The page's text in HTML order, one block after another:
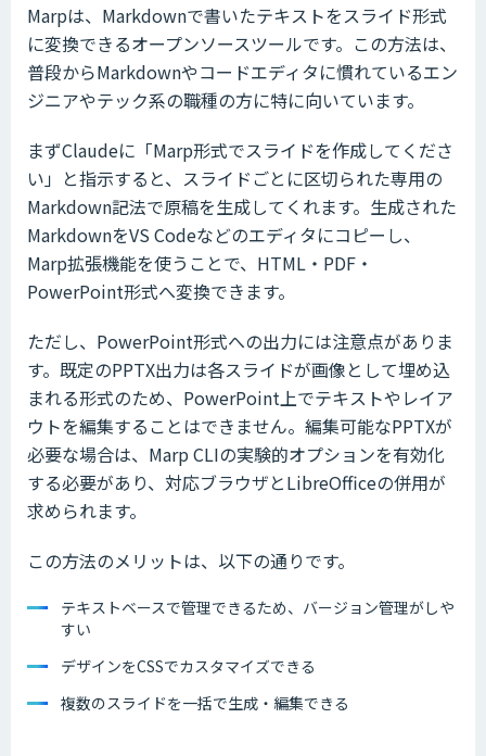
Marpは、Markdownで書いたテキストをスライド形式
に変換できるオープンソースツールです。この方法は、
普段からMarkdownやコードエディタに慣れているエン
ジニアやテック系の職種の方に特に向いています。
まずClaudeに「Marp形式でスライドを作成してくださ
い」と指示すると、スライドごとに区切られた専用の
Markdown記法で原稿を生成してくれます。生成された
MarkdownをVS Codeなどのエディタにコピーし、
Marp拡張機能を使うことで、HTML・PDF・
PowerPoint形式へ変換できます。
ただし、PowerPoint形式への出力には注意点がありま
す。既定のPPTX出力は各スライドが画像として埋め込
まれる形式のため、PowerPoint上でテキストやレイア
ウトを編集することはできません。編集可能なPPTXが
必要な場合は、Marp CLIの実験的オプションを有効化
する必要があり、対応ブラウザとLibreOfficeの併用が
求められます。
この方法のメリットは、以下の通りです。
テキストベースで管理できるため、バージョン管理がしや
すい
デザインをCSSでカスタマイズできる
複数のスライドを一括で生成・編集できる